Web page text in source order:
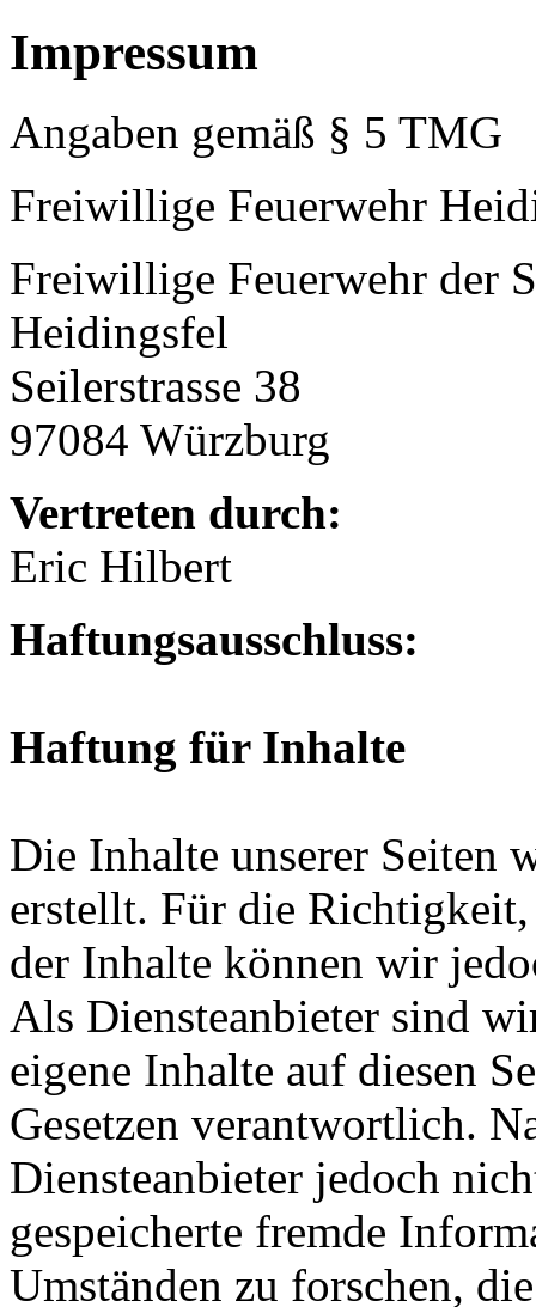
Impressum
Angaben gemäß § 5 TMG
Freiwillige Feuerwehr
Freiwillige Feuerwehr der
Heidingsfel
Seilerstrasse 38
97084 Würzburg
Vertreten durch:
Eric Hilbert
Haftungsausschluss:
Haftung für Inhalte
Die Inhalte unserer Seiten
erstellt. Für die
der Inhalte können wir
Als Diensteanbieter sind
eigene Inhalte auf diesen
Gesetzen verantwortlich.
Diensteanbieter jedoch
gespeicherte fremde
Umständen zu forschen,